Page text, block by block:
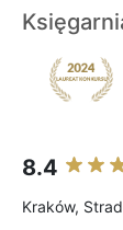
8.4
Kraków,